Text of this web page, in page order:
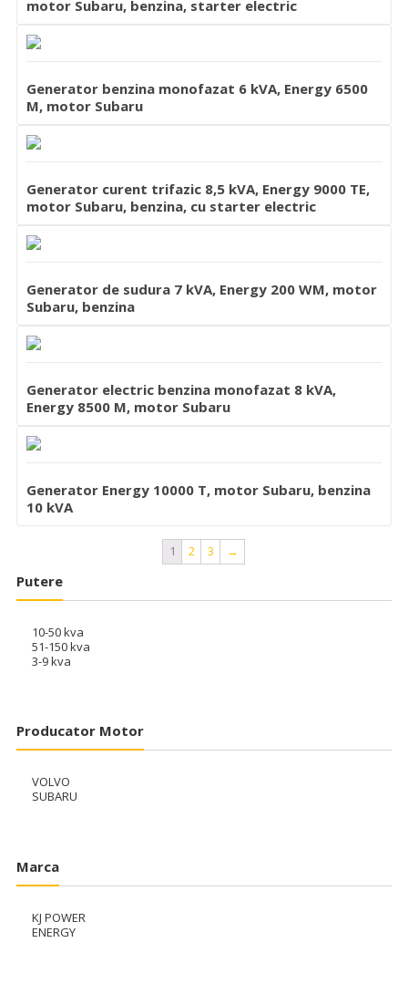
motor Subaru, benzina, starter electric
Generator benzina monofazat 6 kVA, Energy 6500
M, motor Subaru
Generator curent trifazic 8,5 kVA, Energy 9000 TE,
motor Subaru, benzina, cu starter electric
Generator de sudura 7 kVA, Energy 200 WM, motor
Subaru, benzina
Generator electric benzina monofazat 8 kVA,
Energy 8500 M, motor Subaru
Generator Energy 10000 T, motor Subaru, benzina
10 kVA
1 2 3 →
Putere
10-50 kva
51-150 kva
3-9 kva
Producator Motor
VOLVO
SUBARU
Marca
KJ POWER
ENERGY